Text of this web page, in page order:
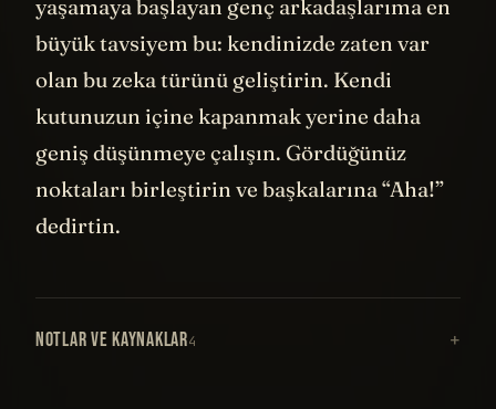
yaşamaya başlayan genç arkadaşlarıma en
büyük tavsiyem bu: kendinizde zaten var
olan bu zeka türünü geliştirin. Kendi
kutunuzun içine kapanmak yerine daha
geniş düşünmeye çalışın. Gördüğünüz
noktaları birleştirin ve başkalarına “Aha!”
dedirtin.
NOTLAR VE KAYNAKLAR4